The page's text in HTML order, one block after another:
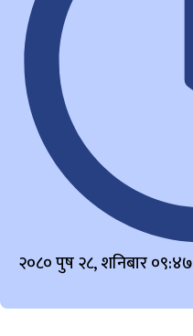
२०८० पुष २८, शनिबार ०९:४७